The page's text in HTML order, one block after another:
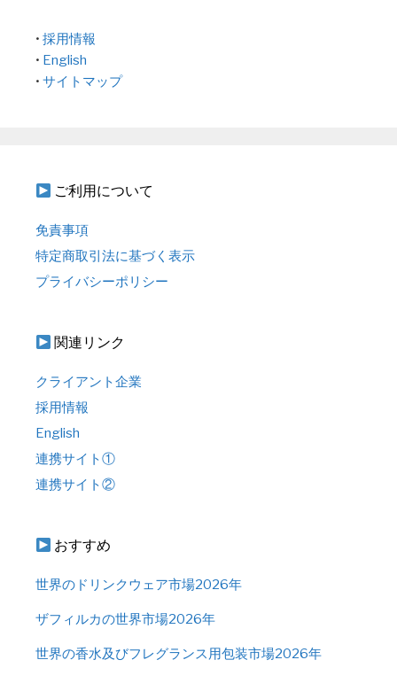
• 採用情報
• English
• サイトマップ
ご利用について
免責事項
特定商取引法に基づく表示
プライバシーポリシー
関連リンク
クライアント企業
採用情報
English
連携サイト①
連携サイト②
おすすめ
世界のドリンクウェア市場2026年
ザフィルカの世界市場2026年
世界の香水及びフレグランス用包装市場2026年